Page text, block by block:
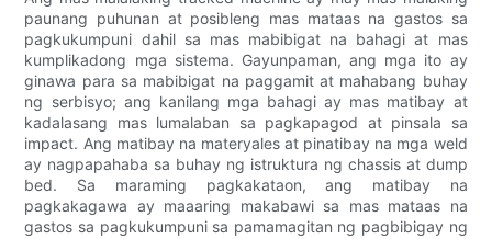
paunang puhunan at posibleng mas mataas na gastos sa
pagkukumpuni dahil sa mas mabibigat na bahagi at mas
kumplikadong mga sistema. Gayunpaman, ang mga ito ay
ginawa para sa mabibigat na paggamit at mahabang buhay
ng serbisyo; ang kanilang mga bahagi ay mas matibay at
kadalasang mas lumalaban sa pagkapagod at pinsala sa
impact. Ang matibay na materyales at pinatibay na mga weld
ay nagpapahaba sa buhay ng istruktura ng chassis at dump
bed. Sa maraming pagkakataon, ang matibay na
pagkakagawa ay maaaring makabawi sa mas mataas na
gastos sa pagkukumpuni sa pamamagitan ng pagbibigay ng